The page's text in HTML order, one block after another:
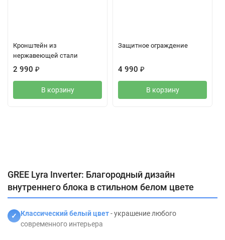
Кронштейн из
нержавеющей стали
2 990 ₽
В корзину
Защитное ограждение
4 990 ₽
В корзину
GREE Lyra Inverter: Благородный дизайн
внутреннего блока в стильном белом цвете
✓ Классический белый цвет- украшение любого
современного интерьера